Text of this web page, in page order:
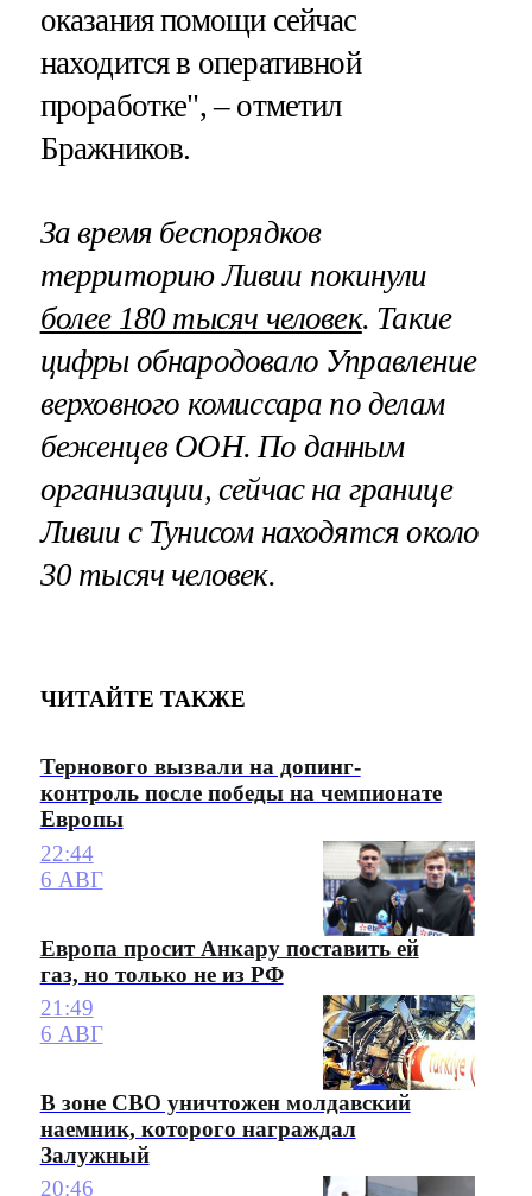
оказания помощи сейчас
находится в оперативной
проработке", – отметил
Бражников.
За время беспорядков
территорию Ливии покинули
более 180 тысяч человек. Такие
цифры обнародовало Управление
верховного комиссара по делам
беженцев ООН. По данным
организации, сейчас на границе
Ливии с Тунисом находятся около
30 тысяч человек.
ЧИТАЙТЕ ТАКЖЕ
Тернового вызвали на допинг-
контроль после победы на чемпионате
Европы
22:44
6 АВГ
Европа просит Анкару поставить ей
газ, но только не из РФ
21:49
6 АВГ
В зоне СВО уничтожен молдавский
наемник, которого награждал
Залужный
20:46